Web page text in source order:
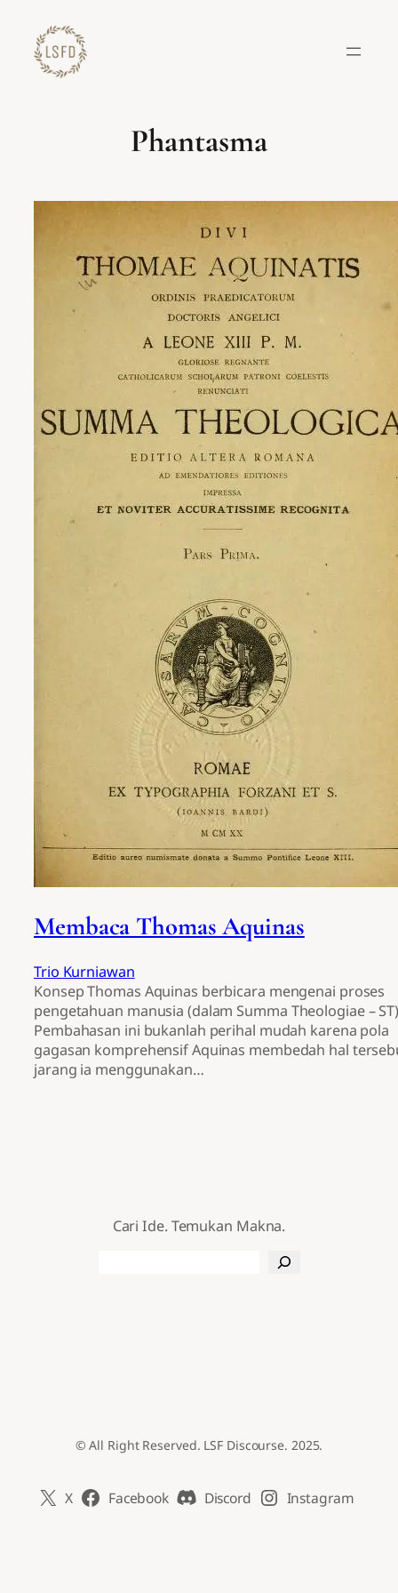
konten
Phantasma
Membaca Thomas Aquinas
Trio Kurniawan
Konsep Thomas Aquinas berbicara mengenai proses
pengetahuan manusia (dalam Summa Theologiae –
Pembahasan ini bukanlah perihal mudah karena pola
gagasan komprehensif Aquinas membedah hal
jarang ia menggunakan…
Cari Ide. Temukan Makna.
© All Right Reserved. LSF Discourse. 2025.
X Facebook Discord Instagram